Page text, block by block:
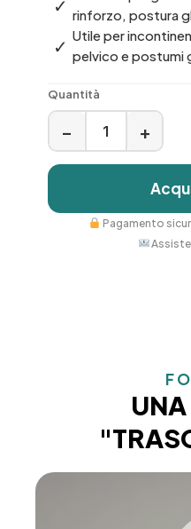
✓ rinforzo, postura
✓ Utile per
pelvico e postumi
Quantità
− +
Pagamento